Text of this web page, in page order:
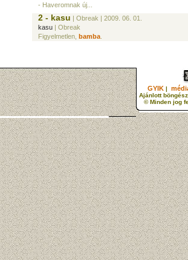
- Haveromnak új...
2 - kasu | Obreak | 2009. 06. 01.
kasu | Obreak
Figyelmetlen, bamba
GYIK |
Ajánlott
© Minden jog